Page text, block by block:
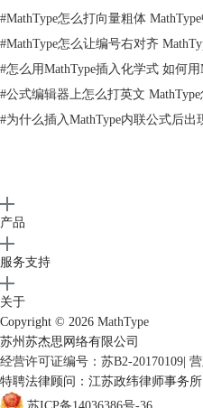
3.而一旦在其中一个括号中使用其
号明显比第一个方括号大了很多。
使用顶线模板后
#MathType怎么打向量粗体
#MathType怎么让编号右对齐
#怎么用MathType插入化学式 如何
#公式编辑器上怎么打英文
#为什么插入MathType内联公式后出
产品
服务支持
关于
Copyright © 2026 MathType
苏州苏杰思网络有限公司
经营许可证编号：苏B2-20170109
特聘法律顾问：江苏政纬律师事务